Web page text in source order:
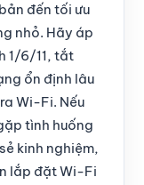
đến tối ưu
nhỏ. Hãy áp
1/6/11, tắt
ổn định lâu
Wi-Fi. Nếu
tình huống
kinh nghiệm,
lắp đặt Wi-Fi